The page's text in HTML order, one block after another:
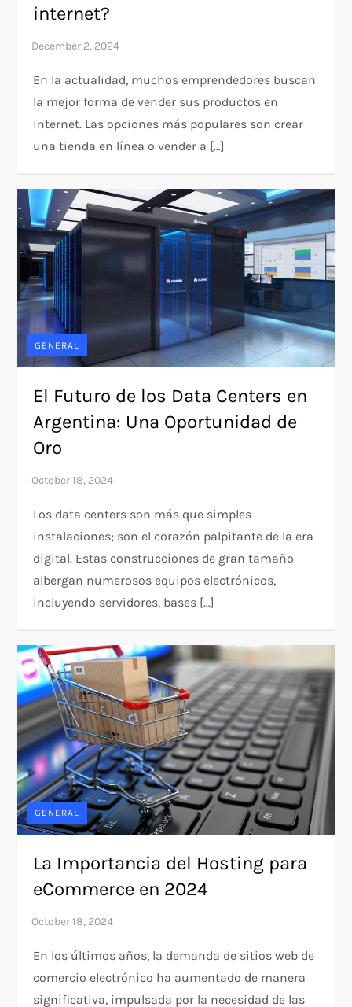
internet?
En la actualidad, muchos emprendedores buscan
la mejor forma de vender sus productos en
internet. Las opciones más populares son crear
una tienda en línea o vender a […]
GENERAL
El Futuro de los Data Centers en
Argentina: Una Oportunidad de
Oro
Los data centers son más que simples
instalaciones; son el corazón palpitante de la era
digital. Estas construcciones de gran tamaño
albergan numerosos equipos electrónicos,
incluyendo servidores, bases […]
GENERAL
La Importancia del Hosting para
eCommerce en 2024
En los últimos años, la demanda de sitios web de
comercio electrónico ha aumentado de manera
significativa, impulsada por la necesidad de las